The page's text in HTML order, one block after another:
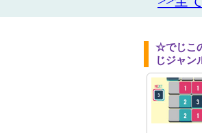
☆でじこ
じジャン